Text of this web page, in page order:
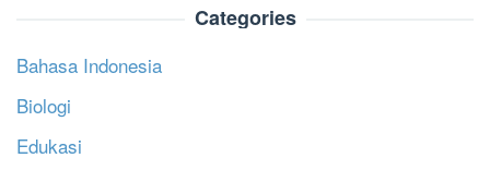
Categories
Bahasa Indonesia
Biologi
Edukasi